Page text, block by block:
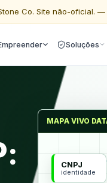
Co. Site não-oficial. —
Soluções
MAPA VIVO
CNPJ
identidade